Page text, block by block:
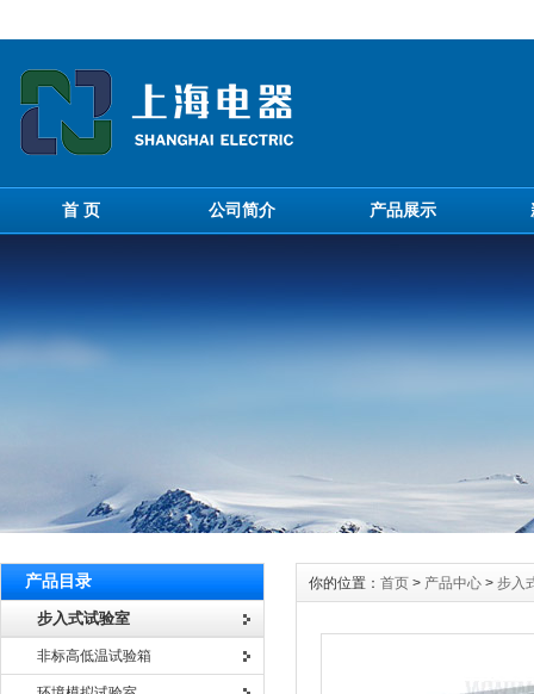
首 页 公司简介 产品展示
产品目录
步入式试验室
非标高低温试验箱
你的位置： 首页 > 产品中心 > 步入